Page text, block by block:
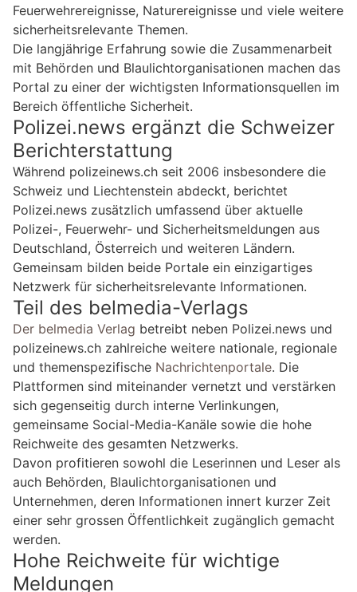
Feuerwehrereignisse, Naturereignisse und viele weitere
sicherheitsrelevante Themen.
Die langjährige Erfahrung sowie die Zusammenarbeit
mit Behörden und Blaulichtorganisationen machen das
Portal zu einer der wichtigsten Informationsquellen im
Bereich öffentliche Sicherheit.
Polizei.news ergänzt die Schweizer
Berichterstattung
Während polizeinews.ch seit 2006 insbesondere die
Schweiz und Liechtenstein abdeckt, berichtet
Polizei.news zusätzlich umfassend über aktuelle
Polizei-, Feuerwehr- und Sicherheitsmeldungen aus
Deutschland, Österreich und weiteren Ländern.
Gemeinsam bilden beide Portale ein einzigartiges
Netzwerk für sicherheitsrelevante Informationen.
Teil des belmedia-Verlags
Der belmedia Verlag betreibt neben Polizei.news und
polizeinews.ch zahlreiche weitere nationale, regionale
und themenspezifische Nachrichtenportale. Die
Plattformen sind miteinander vernetzt und verstärken
sich gegenseitig durch interne Verlinkungen,
gemeinsame Social-Media-Kanäle sowie die hohe
Reichweite des gesamten Netzwerks.
Davon profitieren sowohl die Leserinnen und Leser als
auch Behörden, Blaulichtorganisationen und
Unternehmen, deren Informationen innert kurzer Zeit
einer sehr grossen Öffentlichkeit zugänglich gemacht
werden.
Hohe Reichweite für wichtige
Meldungen